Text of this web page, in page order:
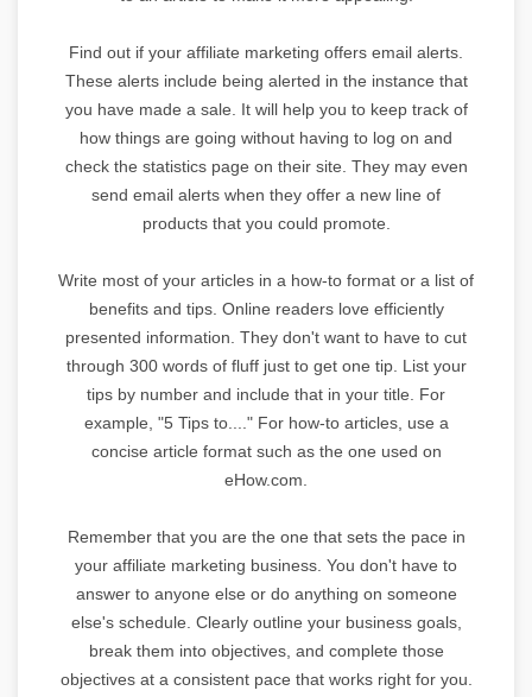
Find out if your affiliate marketing offers email alerts.
These alerts include being alerted in the instance that
you have made a sale. It will help you to keep track of
how things are going without having to log on and
check the statistics page on their site. They may even
send email alerts when they offer a new line of
products that you could promote.
Write most of your articles in a how-to format or a list of
benefits and tips. Online readers love efficiently
presented information. They don't want to have to cut
through 300 words of fluff just to get one tip. List your
tips by number and include that in your title. For
example, "5 Tips to...." For how-to articles, use a
concise article format such as the one used on
eHow.com.
Remember that you are the one that sets the pace in
your affiliate marketing business. You don't have to
answer to anyone else or do anything on someone
else's schedule. Clearly outline your business goals,
break them into objectives, and complete those
objectives at a consistent pace that works right for you.